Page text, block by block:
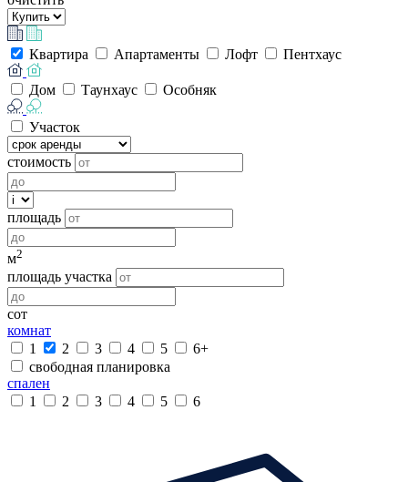
Квартира Апартаменты Лофт Пентхаус
Дом Таунхаус Особняк
Участок
стоимость
площадь
м2
площадь участка
сот
комнат
1
2 3 4 5
6+
свободная планировка
спален
1
2 3 4 5 6